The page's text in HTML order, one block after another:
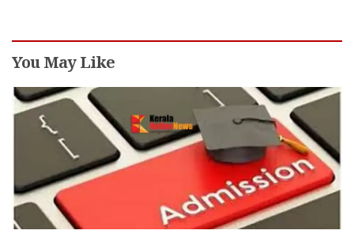
You May Like